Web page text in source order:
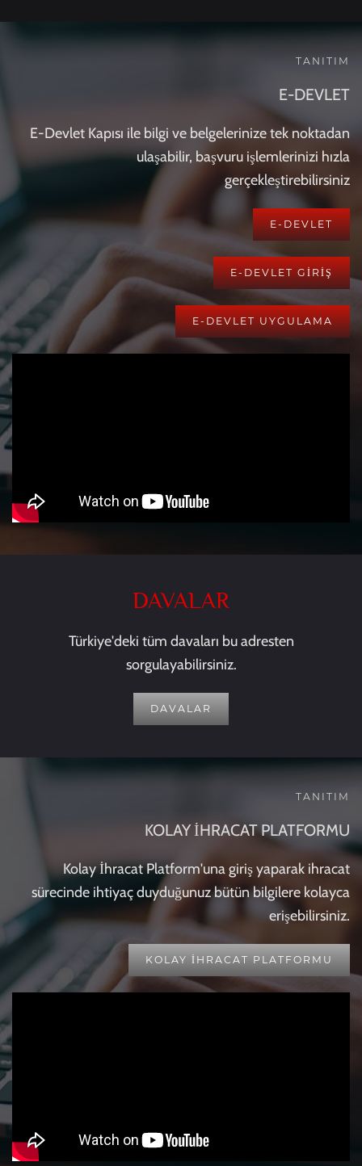
TANITIM
E-DEVLET
E-Devlet Kapısı ile bilgi ve belgelerinize tek noktadan
ulaşabilir, başvuru işlemlerinizi hızla
gerçekleştirebilirsiniz
E-DEVLET
E-DEVLET GİRİŞ
E-DEVLET UYGULAMA
DAVALAR
Türkiye'deki tüm davaları bu adresten
sorgulayabilirsiniz.
DAVALAR
TANITIM
KOLAY İHRACAT PLATFORMU
Kolay İhracat Platform'una giriş yaparak ihracat
sürecinde ihtiyaç duyduğunuz bütün bilgilere kolayca
erişebilirsiniz.
KOLAY İHRACAT PLATFORMU